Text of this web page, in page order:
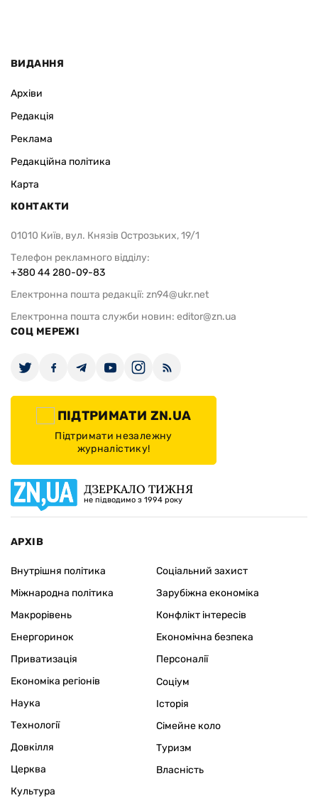
ВИДАННЯ
Архіви
Редакція
Реклама
Редакційна політика
Карта
КОНТАКТИ
01010 Київ, вул. Князів Острозьких, 19/1
Телефон рекламного відділу:
+380 44 280-09-83
Електронна пошта редакції: zn94@ukr.net
Електронна пошта служби новин: editor@zn.ua
СОЦ МЕРЕЖІ
ПІДТРИМАТИ ZN.UA
Підтримати незалежну
журналістику!
ДЗЕРКАЛО ТИЖНЯ
не підводимо з 1994 року
АРХІВ
Внутрішня політика
Міжнародна політика
Макрорівень
Енергоринок
Приватизація
Економіка регіонів
Соціальний захист
Зарубіжна економіка
Конфлікт інтересів
Економічна безпека
Персоналії
Наука
Технології
Довкілля
Церква
Культура
Соціум
Історія
Сімейне коло
Туризм
Власність